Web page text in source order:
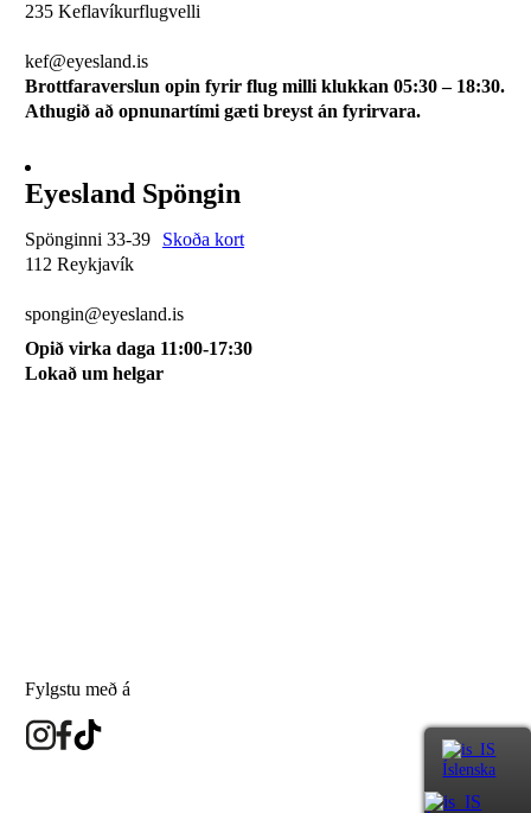
235 Keflavíkurflugvelli
kef@eyesland.is
Brottfaraverslun opin fyrir flug milli klukkan 05:30 – 18:30.
Athugið að opnunartími gæti breyst án fyrirvara.
Eyesland Spöngin
Spönginni 33-39
Skoða kort
112 Reykjavík
spongin@eyesland.is
Opið virka daga 11:00-17:30
Lokað um helgar
Fylgstu með á
Íslenska